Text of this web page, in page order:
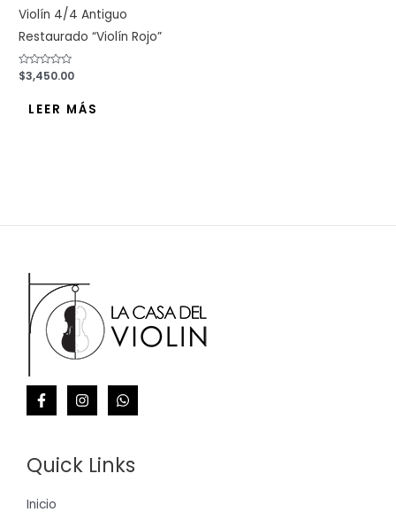
Violín 4/4 Antiguo
Restaurado “Violín Rojo”
Valorado
con
$3,450.00
LEER MÁS
Quick Links
Inicio